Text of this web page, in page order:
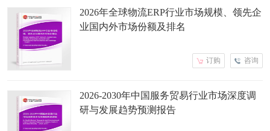
2026年全球物流ERP行业市场规模、领先企
业国内外市场份额及排名
咨询
订购
2026-2030年中国服务贸易行业市场深度调
研与发展趋势预测报告